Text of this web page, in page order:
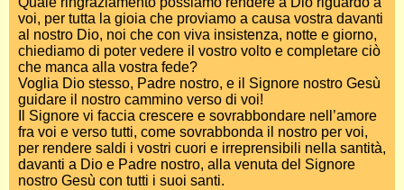
voi, per tutta la gioia che proviamo a causa vostra davanti
al nostro Dio, noi che con viva insistenza, notte e giorno,
chiediamo di poter vedere il vostro volto e completare ciò
che manca alla vostra fede?
Voglia Dio stesso, Padre nostro, e il Signore nostro Gesù
guidare il nostro cammino verso di voi!
Il Signore vi faccia crescere e sovrabbondare nell’amore
fra voi e verso tutti, come sovrabbonda il nostro per voi,
per rendere saldi i vostri cuori e irreprensibili nella santità,
davanti a Dio e Padre nostro, alla venuta del Signore
nostro Gesù con tutti i suoi santi.